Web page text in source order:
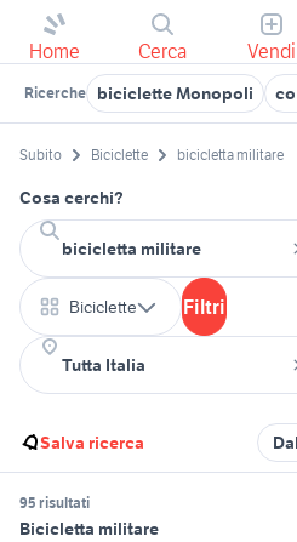
Home Cerca Vendi
Ricerche biciclette Monopoli
Subito Biciclette bicicletta militare
Cosa cerchi?
Biciclette Filtri
Salva ricerca
95 risultati
Bicicletta militare